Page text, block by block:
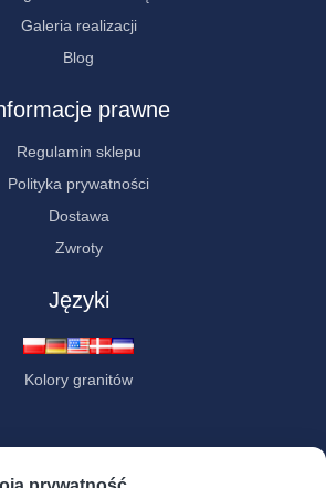
Galeria realizacji
Blog
prawne
Regulamin sklepu
Polityka prywatności
Dostawa
Zwroty
Języki
Kolory granitów